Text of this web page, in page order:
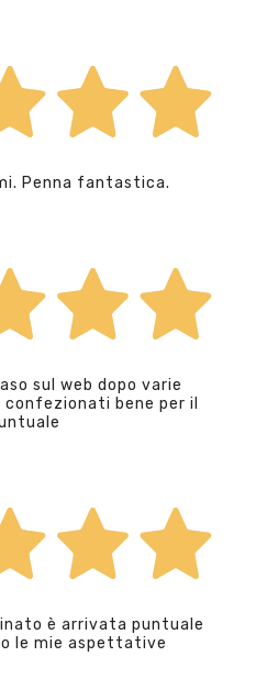
Penna fantastica.
sul web dopo varie
bene per il
è arrivata puntuale
le mie aspettative